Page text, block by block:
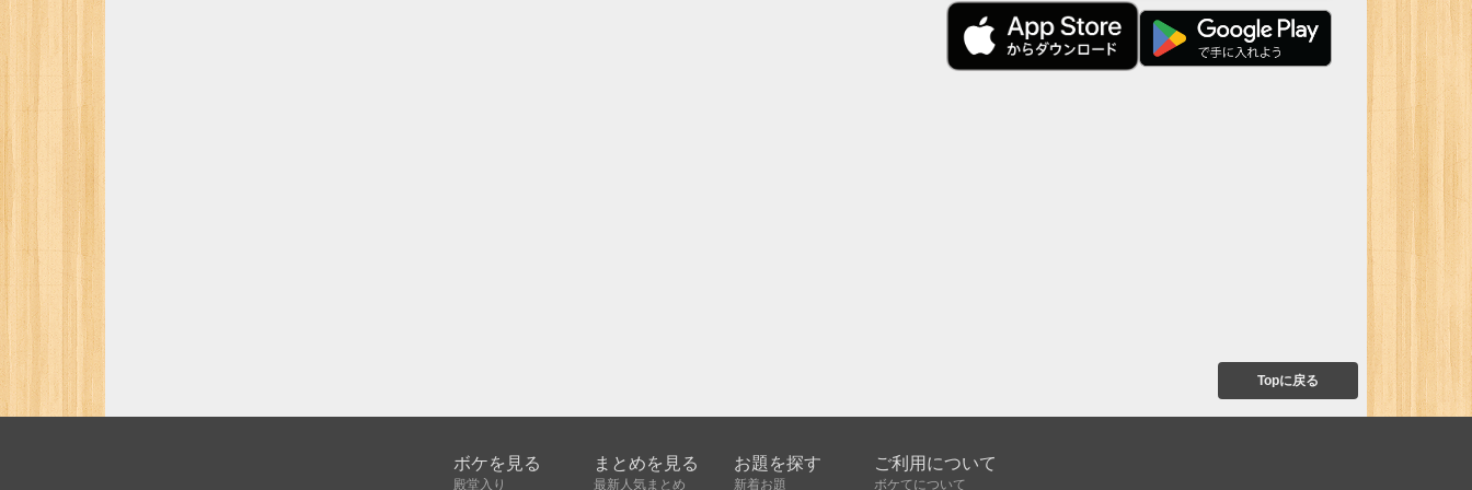
Topに戻る
ボケを見る
殿堂入り
まとめを見る
最新人気まとめ
お題を探す
新着お題
ご利用について
ボケてについて